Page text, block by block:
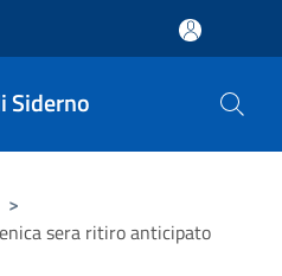
Siderno
>
sera ritiro anticipato